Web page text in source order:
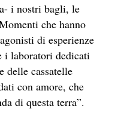
i nostri bagli, le
che hanno
di esperienze
i laboratori dedicati
delle cassatelle
con amore, che
di questa terra”.